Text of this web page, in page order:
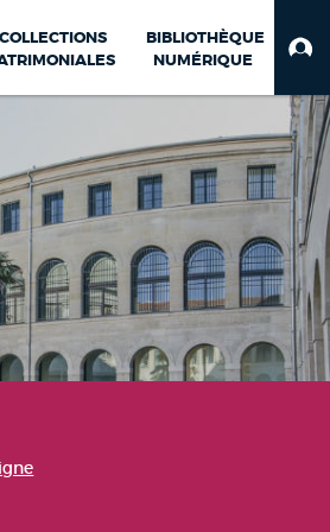
COLLECTIONS
BIBLIOTHÈQUE
NUMÉRIQUE